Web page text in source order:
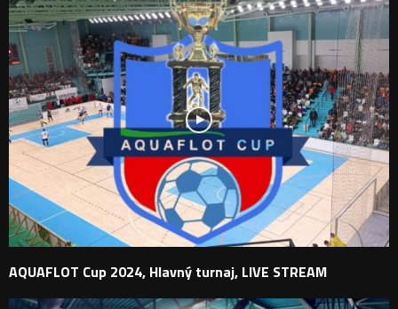
AQUAFLOT Cup 2024, Hlavný turnaj, LIVE STREAM